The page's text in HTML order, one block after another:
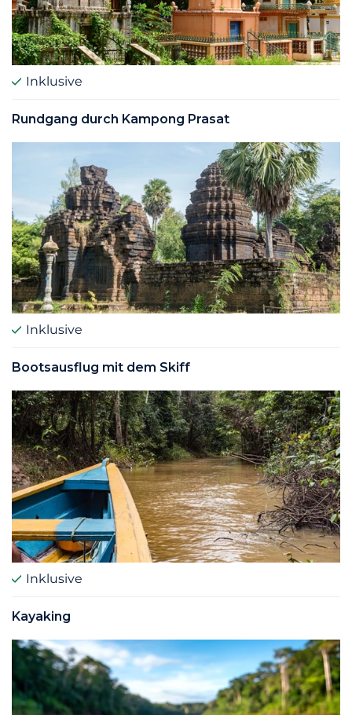
Inklusive
Rundgang durch Kampong Prasat
Inklusive
Bootsausflug mit dem Skiff
Inklusive
Kayaking